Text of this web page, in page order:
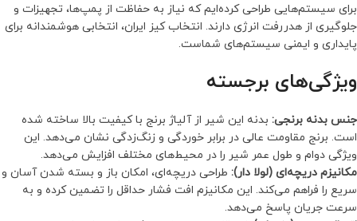
برای سیستم‌هایی طراحی کرده‌ایم که نیاز به حفاظت از پمپ‌ها، تجهیزات و
جلوگیری از هدررفت انرژی دارند. انتخاب کیز ایران، انتخابی هوشمندانه برای
پایداری و ایمنی سیستم‌های شماست.
ویژگی‌های برجسته
جنس بدنه برنجی: بدنه این شیر از آلیاژ برنج با کیفیت بالا ساخته شده
است. برنج مقاومت عالی در برابر خوردگی و زنگ‌زدگی نشان می‌دهد. این
ویژگی دوام و طول عمر شیر را در محیط‌های مختلف افزایش می‌دهد.
مکانیزم دریچه‌ای (لولا دار): طراحی دریچه‌ای، امکان باز و بسته شدن آسان و
سریع را فراهم می‌کند. این مکانیزم افت فشار حداقل را تضمین کرده و به
سرعت جریان پاسخ می‌دهد.